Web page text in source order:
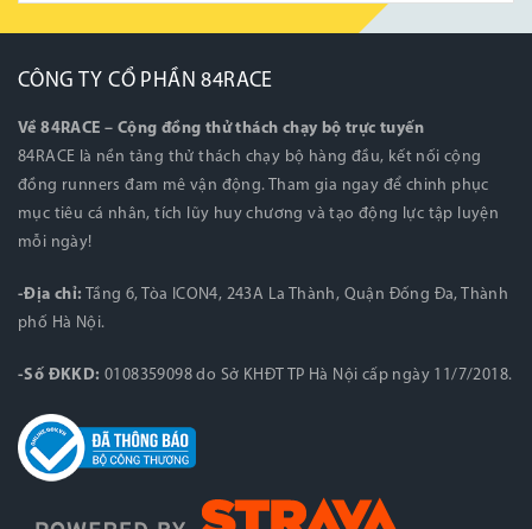
CÔNG TY CỔ PHẦN 84RACE
Về 84RACE – Cộng đồng thử thách chạy bộ trực tuyến
84RACE là nền tảng thử thách chạy bộ hàng đầu, kết nối cộng
đồng runners đam mê vận động. Tham gia ngay để chinh phục
mục tiêu cá nhân, tích lũy huy chương và tạo động lực tập luyện
mỗi ngày!
-Địa chỉ: Tầng 6, Tòa ICON4, 243A La Thành, Quận Đống Đa, Thành
phố Hà Nội.
-Số ĐKKD: 0108359098 do Sở KHĐT TP Hà Nội cấp ngày 11/7/2018.